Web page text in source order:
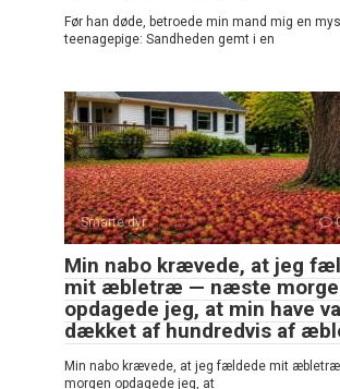
Før han døde, betroede min mand mig en
teenagepige: Sandheden gemt i en
Smarte dyr
Min nabo krævede, at jeg
mit æbletræ — næste
opdagede jeg, at min have
dækket af hundredvis af
Min nabo krævede, at jeg fældede mit
morgen opdagede jeg, at